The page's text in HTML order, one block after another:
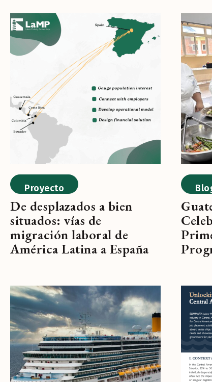
Proyecto
De desplazados a bien
situados: vías de
migración laboral de
América Latina a España